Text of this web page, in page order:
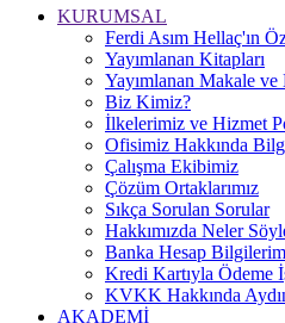
KURUMSAL
Ferdi Asım Hellaç'ın
Yayımlanan Kitapları
Yayımlanan Makale
Biz Kimiz?
İlkelerimiz ve Hizmet
Ofisimiz Hakkında
Çalışma Ekibimiz
Çözüm Ortaklarımız
Sıkça Sorulan Sorular
Hakkımızda Neler
Banka Hesap
Kredi Kartıyla Ödeme
KVKK Hakkında
AKADEMİ